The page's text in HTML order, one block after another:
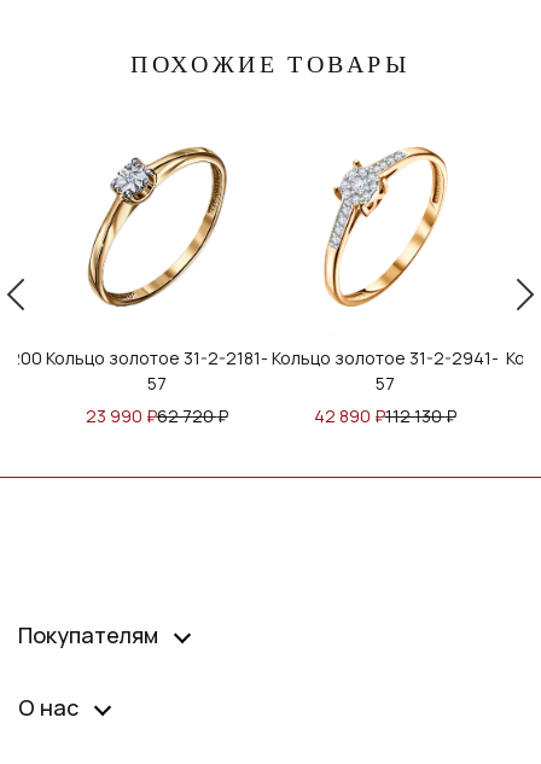
ПОХОЖИЕ ТОВАРЫ
2-2181-Кольцо золотое 31-2-2941-
42 890₽112 130
Кольцо золотое 31-2-1-57
49 991₽130 695
Покупателям
О нас